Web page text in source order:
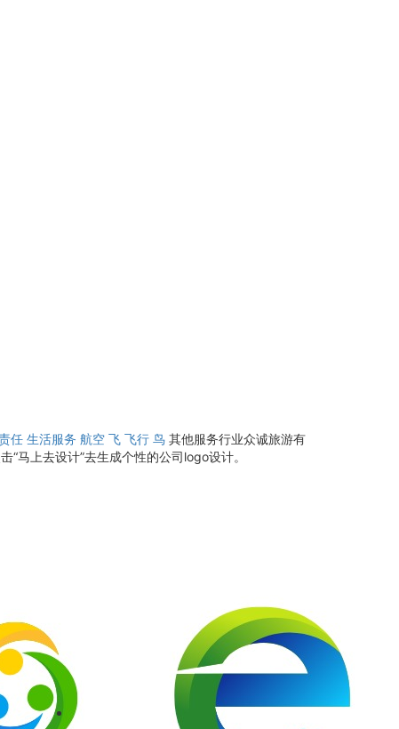
任 生活服务 航空 飞 飞行 鸟 其他服务行业众诚旅游有
马上去设计”去生成个性的公司logo设计。